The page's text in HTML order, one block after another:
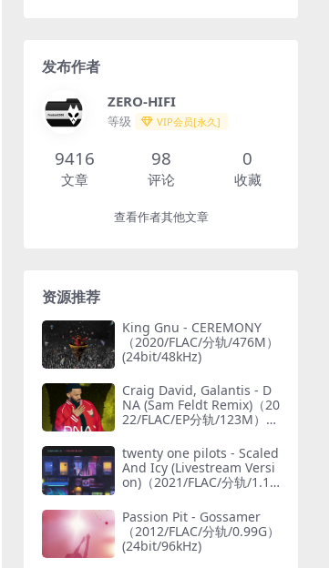
发布作者
ZERO-HIFI
等级 VIP会员[永久]
9416
文章
98
评论
0
收藏
查看作者其他文章
资源推荐
King Gnu - CEREMONY
（2020/FLAC/分轨/476M）
(24bit/48kHz)
Craig David, Galantis - D
NA (Sam Feldt Remix)（20
22/FLAC/EP分轨/123M）
twenty one pilots - Scaled
And Icy (Livestream Versi
on)（2021/FLAC/分轨/1.15
Passion Pit - Gossamer
（2012/FLAC/分轨/0.99G）
(24bit/96kHz)